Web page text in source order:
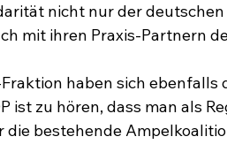
nicht nur der
mit ihren Praxis-Partnern
haben sich ebenfalls
ist zu hören, dass man als
bestehende